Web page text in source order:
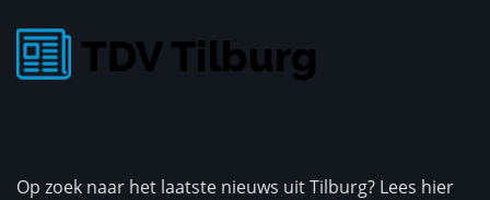
Op zoek naar het laatste nieuws uit Tilburg? Lees hier